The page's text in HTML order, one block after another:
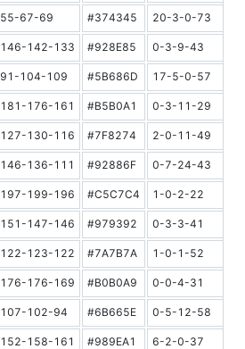
55-67-69 #374345 20-3-0-73
146-142-133 #928E85 0-3-9-43
91-104-109 #5B686D 17-5-0-57
181-176-161 #B5B0A1 0-3-11-29
127-130-116 #7F8274 2-0-11-49
146-136-111 #92886F 0-7-24-43
197-199-196 #C5C7C4 1-0-2-22
151-147-146 #979392 0-3-3-41
122-123-122 #7A7B7A 1-0-1-52
176-176-169 #B0B0A9 0-0-4-31
107-102-94 #6B665E 0-5-12-58
152-158-161 #989EA1 6-2-0-37